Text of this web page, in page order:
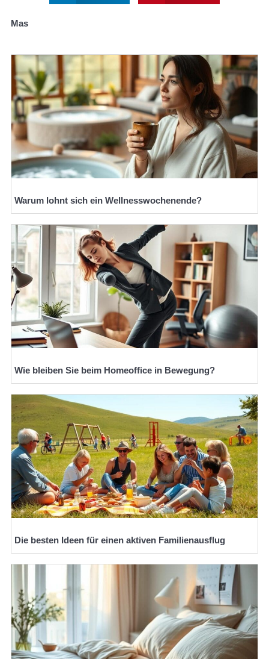
Mas
Warum lohnt sich ein Wellnesswochenende?
Wie bleiben Sie beim Homeoffice in Bewegung?
Die besten Ideen für einen aktiven Familienausflug